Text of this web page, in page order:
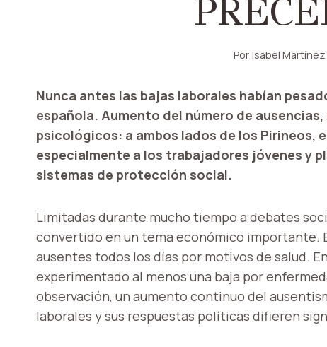
Por Isabel Martínez
Nunca antes las bajas laborales habían
española. Aumento del número de
psicológicos: a ambos lados de los
especialmente a los trabajadores jóvenes y
sistemas de protección social.
Limitadas durante mucho tiempo a debates
convertido en un tema económico importante.
ausentes todos los días por motivos de salud.
experimentado al menos una baja por
observación, un aumento continuo del
laborales y sus respuestas políticas difieren